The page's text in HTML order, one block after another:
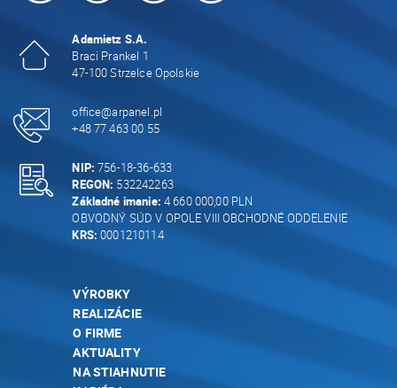
Adamietz S.A.
Braci Prankel 1
47-100 Strzelce Opolskie
office@arpanel.pl
+48 77 463 00 55
NIP: 756-18-36-633
REGON: 532242263
Základné imanie: 4 660 000,00 PLN
OBVODNÝ SÚD V OPOLE VIII OBCHODNÉ ODDELENIE
KRS: 0001210114
VÝROBKY
REALIZÁCIE
O FIRME
AKTUALITY
NA STIAHNUTIE